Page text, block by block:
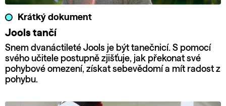
Krátký dokument
Jools tančí
Snem dvanáctileté Jools je být tanečnicí. S pomocí
svého učitele postupně zjišťuje, jak překonat své
pohybové omezení, získat sebevědomí a mít radost z
pohybu.